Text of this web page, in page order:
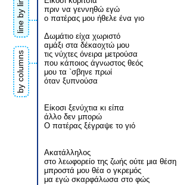
line by line
by columns
πριν να γεννηθώ εγώ
ο πατέρας μου ήθελε ένα γιο
Δωμάτιο είχα χωριστό
αμάξι στα δέκαοχτώ μου
τις νύχτες όνειρα μετρούσα
που κάποιος άγνωστος θεός
μου τα `σβηνε πρωί
όταν ξυπνούσα
Είκοσι ξενύχτια κι είπα
άλλο δεν μπορώ
Ο πατέρας ξέγραψε το γιό
Ακατάλληλος
στο λεωφορείο της ζωής ούτε μια θέση
μπροστά μου θέα ο γκρεμός
μα εγώ σκαρφάλωσα στο φώς